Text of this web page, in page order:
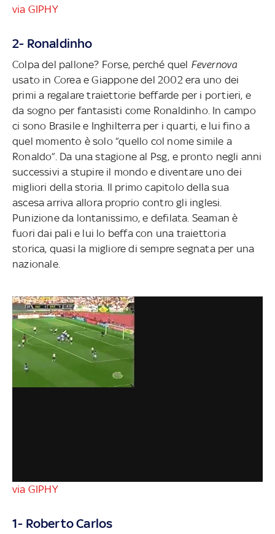
via GIPHY
2- Ronaldinho
Colpa del pallone? Forse, perché quel Fevernova
usato in Corea e Giappone del 2002 era uno dei
primi a regalare traiettorie beffarde per i portieri, e
da sogno per fantasisti come Ronaldinho. In campo
ci sono Brasile e Inghilterra per i quarti, e lui fino a
quel momento è solo “quello col nome simile a
Ronaldo”. Da una stagione al Psg, e pronto negli anni
successivi a stupire il mondo e diventare uno dei
migliori della storia. Il primo capitolo della sua
ascesa arriva allora proprio contro gli inglesi.
Punizione da lontanissimo, e defilata. Seaman è
fuori dai pali e lui lo beffa con una traiettoria
storica, quasi la migliore di sempre segnata per una
nazionale.
via GIPHY
1- Roberto Carlos